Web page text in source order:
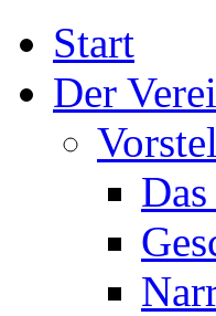
Start
Der